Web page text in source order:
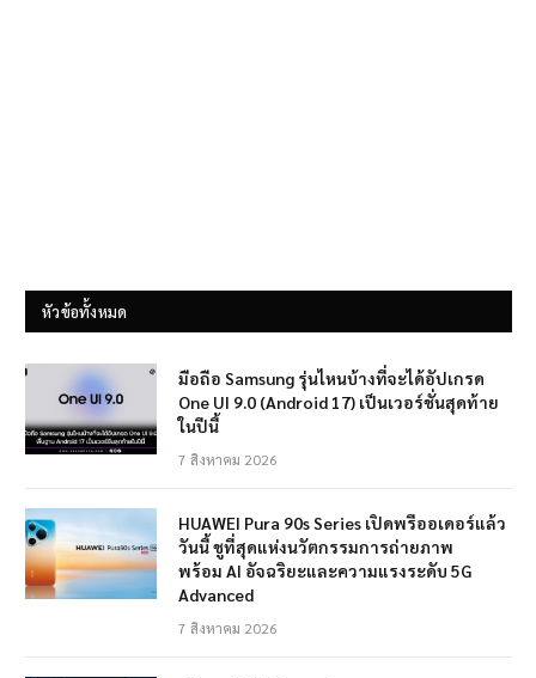
หัวข้อทั้งหมด
มือถือ Samsung รุ่นไหนบ้างที่จะได้อัปเกรด
One UI 9.0 (Android 17) เป็นเวอร์ชั่นสุดท้าย
ในปีนี้
7 สิงหาคม 2026
HUAWEI Pura 90s Series เปิดพรีออเดอร์แล้ว
วันนี้ ชูที่สุดแห่งนวัตกรรมการถ่ายภาพ
พร้อม AI อัจฉริยะและความแรงระดับ 5G
Advanced
7 สิงหาคม 2026